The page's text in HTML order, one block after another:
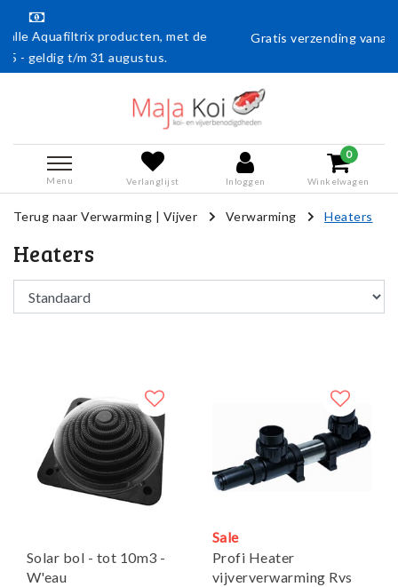
met de
Gratis verzending vanaf € 50,- (en naar België
Menu Verlanglijst Inloggen
0
Winkelwagen
Terug naar Verwarming | Vijver Verwarming Heaters
Heaters
Solar bol - tot 10m3 -
W'eau
Sale
Profi Heater
vijververwarming Rvs